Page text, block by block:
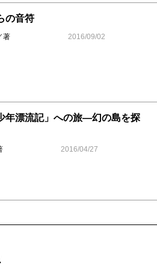
の音符
著 2016/09/02
年漂流記」への旅―幻の島を探
2016/04/27